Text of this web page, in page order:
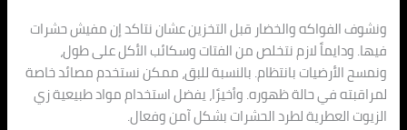
ونشوف الفواكه والخضار قبل التخزين عشان نتاكد إن مفيش حشرات
فيها. ودايماً لازم نتخلص من الفتات وسكائب الأكل على طول،
ونمسح الأرضيات بانتظام. بالنسبة للبق، ممكن نستخدم مصائد خاصة
لمراقبته في حالة ظهوره. وأخيرًا، يفضل استخدام مواد طبيعية زي
الزيوت العطرية لطرد الحشرات بشكل آمن وفعال.